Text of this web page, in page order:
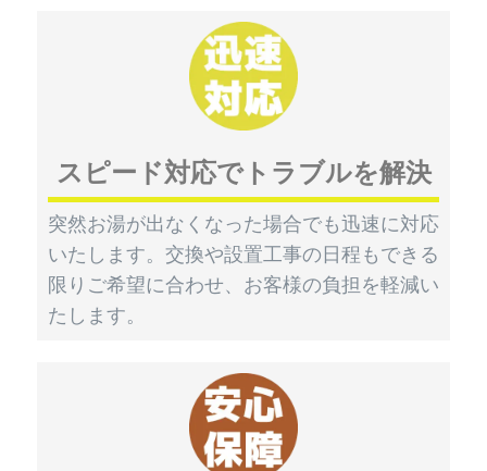
スピード対応でトラブルを解決
突然お湯が出なくなった場合でも迅速に対応
いたします。交換や設置工事の日程もできる
限りご希望に合わせ、お客様の負担を軽減い
たします。